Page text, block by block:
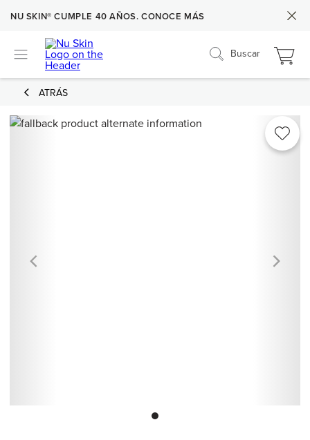
NU SKIN® CUMPLE 40 AÑOS. CONOCE MÁS
Buscar
ATRÁS